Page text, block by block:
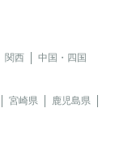
関西 中国・四国
宮崎県
鹿児島県